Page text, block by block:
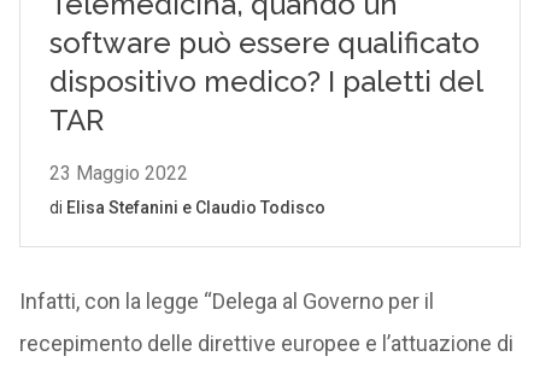
Infatti, con la legge “Delega al Governo per il
recepimento delle direttive europee e l’attuazione di